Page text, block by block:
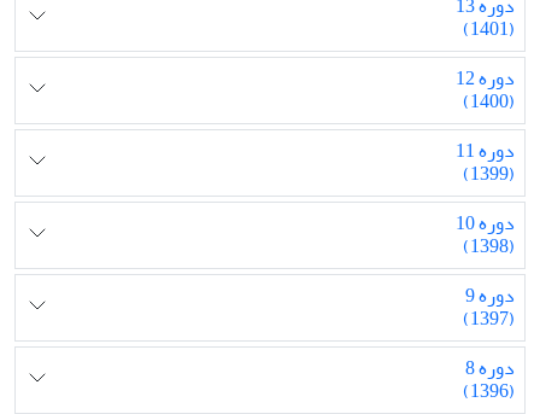
(1401)
دوره 12
(1400)
دوره 11
(1399)
دوره 10
(1398)
دوره 9
(1397)
دوره 8
(1396)